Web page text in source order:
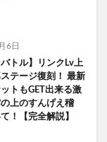
6日
バトル】リンクLv上
テージ復刻！ 最新
トもGET出来る激
上のすんげえ稽
！【完全解説】